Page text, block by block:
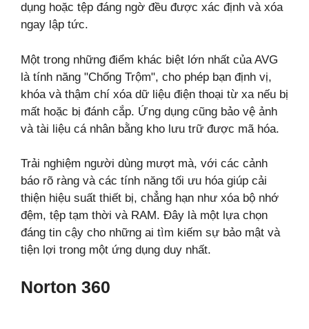
dụng hoặc tệp đáng ngờ đều được xác định và xóa
ngay lập tức.
Một trong những điểm khác biệt lớn nhất của AVG
là tính năng "Chống Trộm", cho phép bạn định vị,
khóa và thậm chí xóa dữ liệu điện thoại từ xa nếu bị
mất hoặc bị đánh cắp. Ứng dụng cũng bảo vệ ảnh
và tài liệu cá nhân bằng kho lưu trữ được mã hóa.
Trải nghiệm người dùng mượt mà, với các cảnh
báo rõ ràng và các tính năng tối ưu hóa giúp cải
thiện hiệu suất thiết bị, chẳng hạn như xóa bộ nhớ
đệm, tệp tạm thời và RAM. Đây là một lựa chọn
đáng tin cậy cho những ai tìm kiếm sự bảo mật và
tiện lợi trong một ứng dụng duy nhất.
Norton 360